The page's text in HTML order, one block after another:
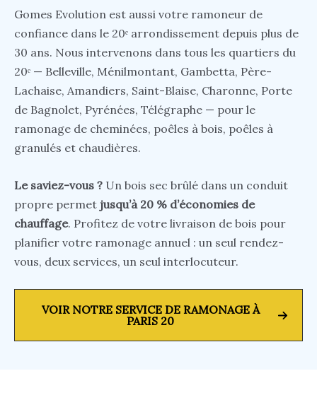
Gomes Evolution est aussi votre ramoneur de
confiance dans le 20ᵉ arrondissement depuis plus de
30 ans. Nous intervenons dans tous les quartiers du
20ᵉ — Belleville, Ménilmontant, Gambetta, Père-
Lachaise, Amandiers, Saint-Blaise, Charonne, Porte
de Bagnolet, Pyrénées, Télégraphe — pour le
ramonage de cheminées, poêles à bois, poêles à
granulés et chaudières.
Le saviez-vous ? Un bois sec brûlé dans un conduit
propre permet jusqu’à 20 % d’économies de
chauffage. Profitez de votre livraison de bois pour
planifier votre ramonage annuel : un seul rendez-
vous, deux services, un seul interlocuteur.
VOIR NOTRE SERVICE DE RAMONAGE À
PARIS 20